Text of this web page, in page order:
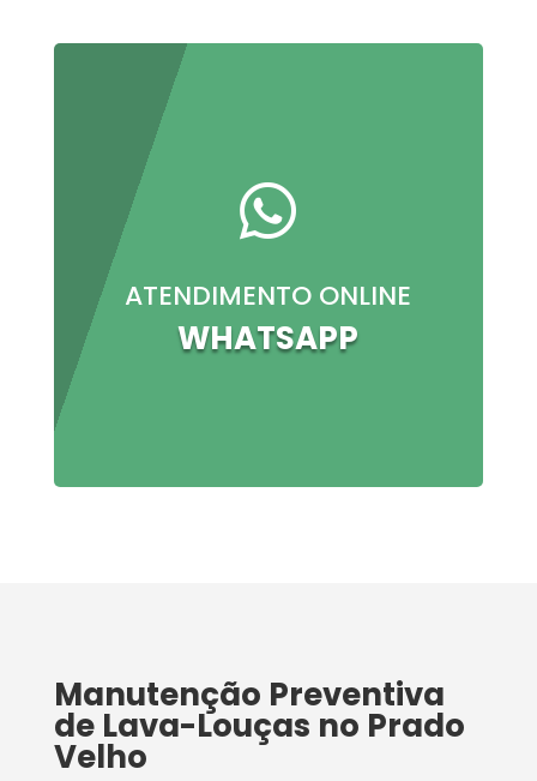

ATENDIMENTO ONLINE
WHATSAPP
Manutenção Preventiva
de Lava-Louças no Prado
Velho